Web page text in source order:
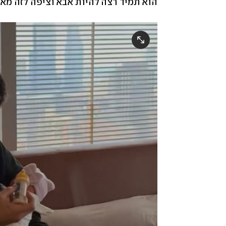
הוא תמיד רצה להיות אבא וציפה לזה